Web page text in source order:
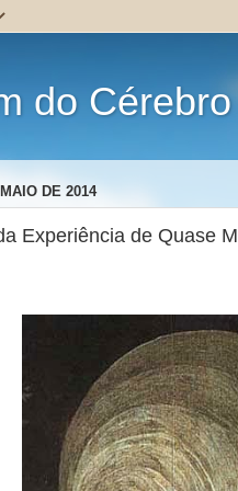
do Cérebro
DE 2014
Experiência de Quase